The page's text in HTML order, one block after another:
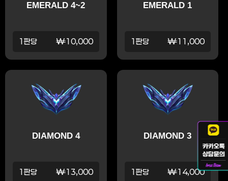
EMERALD 4~2
1판당 ₩10,000
EMERALD 1
1판당 ₩11,000
DIAMOND 4
1판당 ₩13,000
DIAMOND 3
1판당 ₩14,000